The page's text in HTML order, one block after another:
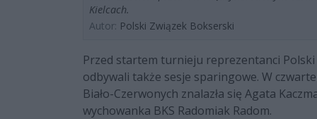
Kielcach.
Autor: Polski Związek Bokserski
Przed startem turnieju reprezentanci
odbywali także sesje sparingowe. W
Biało-Czerwonych znalazła się Agata
wychowanka BKS Radomiak Radom.